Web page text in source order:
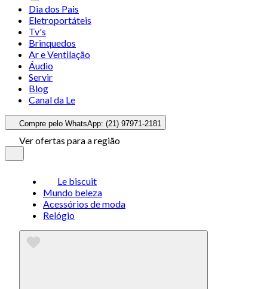
Dia dos Pais
Eletroportáteis
Tv's
Brinquedos
Ar e Ventilação
Áudio
Servir
Blog
Canal da Le
Compre pelo WhatsApp: (21) 97971-2181
Ver ofertas para a região
Le biscuit
Mundo beleza
Acessórios de moda
Relógio